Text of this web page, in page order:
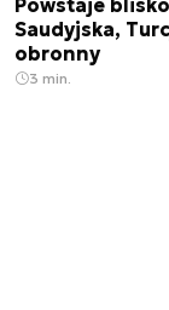
Powstaje
Saudyjska,
obronny
3 min.